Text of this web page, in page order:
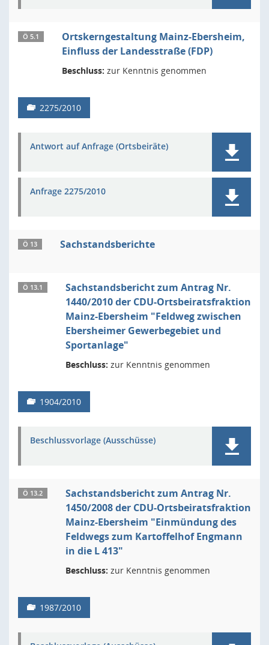
Ö 5.1
Ortskerngestaltung Mainz-Ebersheim,
Einfluss der Landesstraße (FDP)
Beschluss: zur Kenntnis genommen
2275/2010
Antwort auf Anfrage (Ortsbeiräte)
Anfrage 2275/2010
Ö 13 Sachstandsberichte
Ö 13.1
Sachstandsbericht zum Antrag Nr.
1440/2010 der CDU-Ortsbeiratsfraktion
Mainz-Ebersheim "Feldweg zwischen
Ebersheimer Gewerbegebiet und
Sportanlage"
Beschluss: zur Kenntnis genommen
1904/2010
Beschlussvorlage (Ausschüsse)
Ö 13.2
Sachstandsbericht zum Antrag Nr.
1450/2008 der CDU-Ortsbeiratsfraktion
Mainz-Ebersheim "Einmündung des
Feldwegs zum Kartoffelhof Engmann
in die L 413"
Beschluss: zur Kenntnis genommen
1987/2010